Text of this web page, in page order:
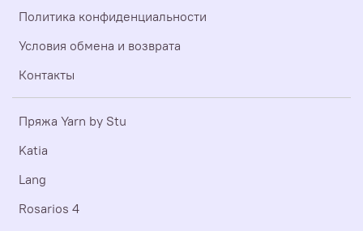
Политика конфиденциальности
Условия обмена и возврата
Контакты
Пряжа Yarn by Stu
Katia
Lang
Rosarios 4